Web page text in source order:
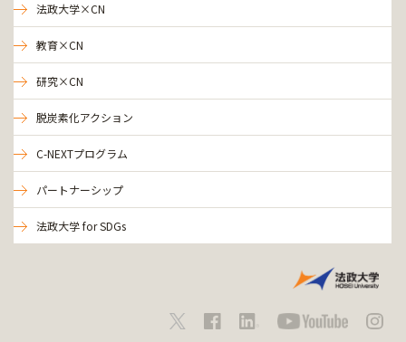
法政大学×CN
教育×CN
研究×CN
脱炭素化アクション
C-NEXTプログラム
パートナーシップ
法政大学 for SDGs